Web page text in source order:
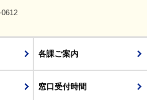
各課ご案内
窓口受付時間